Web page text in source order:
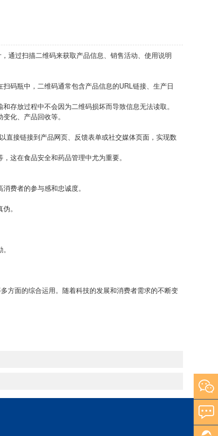
过扫描二维码来获取产品信息、销售活动、使用说明
瓶中，二维码通常包含产品信息的URL链接、生产日
放过程中不会因为二维码损坏而导致信息无法读取。
化、产品回收等。
接链接到产品网页、反馈表单或社交媒体页面，实现数
在食品安全和药品管理中尤为重要。
费者的参与感和忠诚度。
。
面的综合运用。随着科技的发展和消费者需求的不断变